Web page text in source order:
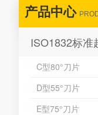
产品中心
ISO1832标准
C型80°刀片
D型55°刀片
E型75°刀片